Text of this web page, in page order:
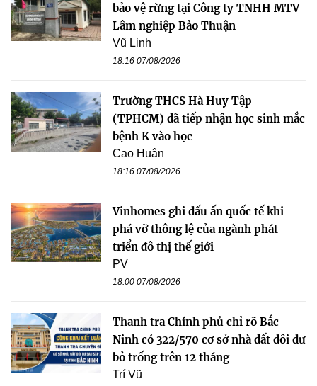
bảo vệ rừng tại Công ty TNHH MTV
Lâm nghiệp Bảo Thuận
Vũ Linh
18:16 07/08/2026
Trường THCS Hà Huy Tập
(TPHCM) đã tiếp nhận học sinh mắc
bệnh K vào học
Cao Huân
18:16 07/08/2026
Vinhomes ghi dấu ấn quốc tế khi
phá vỡ thông lệ của ngành phát
triển đô thị thế giới
PV
18:00 07/08/2026
Thanh tra Chính phủ chỉ rõ Bắc
Ninh có 322/570 cơ sở nhà đất dôi dư
bỏ trống trên 12 tháng
Trí Vũ